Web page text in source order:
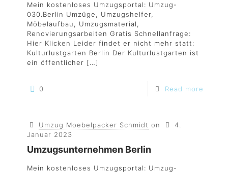
Mein kostenloses Umzugsportal: Umzug-
030.Berlin Umzüge, Umzugshelfer,
Möbelaufbau, Umzugsmaterial,
Renovierungsarbeiten Gratis Schnellanfrage:
Hier Klicken Leider findet er nicht mehr statt:
Kulturlustgarten Berlin Der Kulturlustgarten ist
ein öffentlicher […]
0 Read more
Umzug Moebelpacker Schmidt on
4.
Januar 2023
Umzugsunternehmen Berlin
Mein kostenloses Umzugsportal: Umzug-